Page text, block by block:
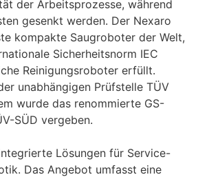
der Arbeitsprozesse, während
gesenkt werden. Der Nexaro
kompakte Saugroboter der Welt,
Sicherheitsnorm IEC
Reinigungsroboter erfüllt.
unabhängigen Prüfstelle TÜV
wurde das renommierte GS-
SÜD vergeben.
Lösungen für Service-
Das Angebot umfasst eine